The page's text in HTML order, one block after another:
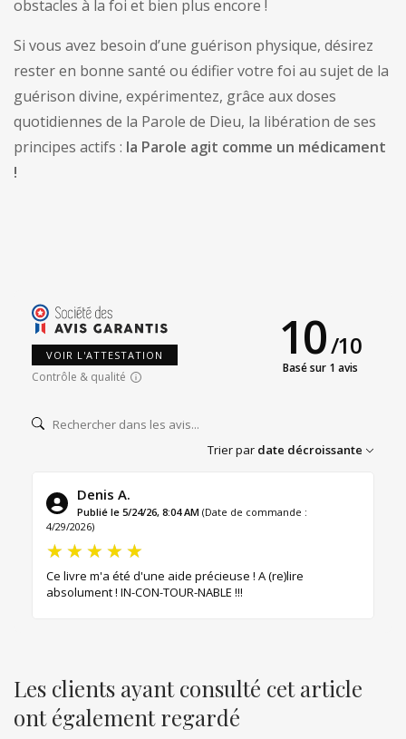
obstacles à la foi et bien plus encore !
Si vous avez besoin d’une guérison physique, désirez
rester en bonne santé ou édifier votre foi au sujet de la
guérison divine, expérimentez, grâce aux doses
quotidiennes de la Parole de Dieu, la libération de ses
principes actifs : la Parole agit comme un médicament
!
VOIR L'ATTESTATION
Contrôle & qualité
10/10
Basé sur 1 avis
Trier par date décroissante
Denis A.
Publié le 5/24/26, 8:04 AM (Date de commande :
4/29/2026)
Ce livre m'a été d'une aide précieuse ! A (re)lire
absolument ! IN-CON-TOUR-NABLE !!!
Les clients ayant consulté cet article
ont également regardé